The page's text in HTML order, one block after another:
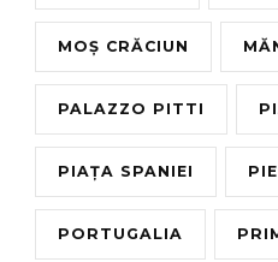
MOȘ CRĂCIUN
PALAZZO PITTI
PIAȚA SPANIEI
PORTUGALIA